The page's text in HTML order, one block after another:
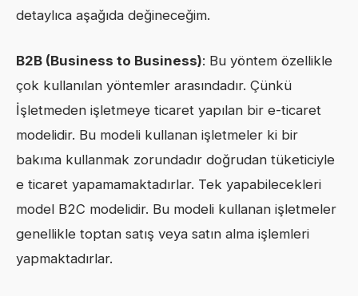
detaylıca aşağıda değineceğim.
B2B (Business to Business): Bu yöntem özellikle
çok kullanılan yöntemler arasındadır. Çünkü
İşletmeden işletmeye ticaret yapılan bir e-ticaret
modelidir. Bu modeli kullanan işletmeler ki bir
bakıma kullanmak zorundadır doğrudan tüketiciyle
e ticaret yapamamaktadırlar. Tek yapabilecekleri
model B2C modelidir. Bu modeli kullanan işletmeler
genellikle toptan satış veya satın alma işlemleri
yapmaktadırlar.